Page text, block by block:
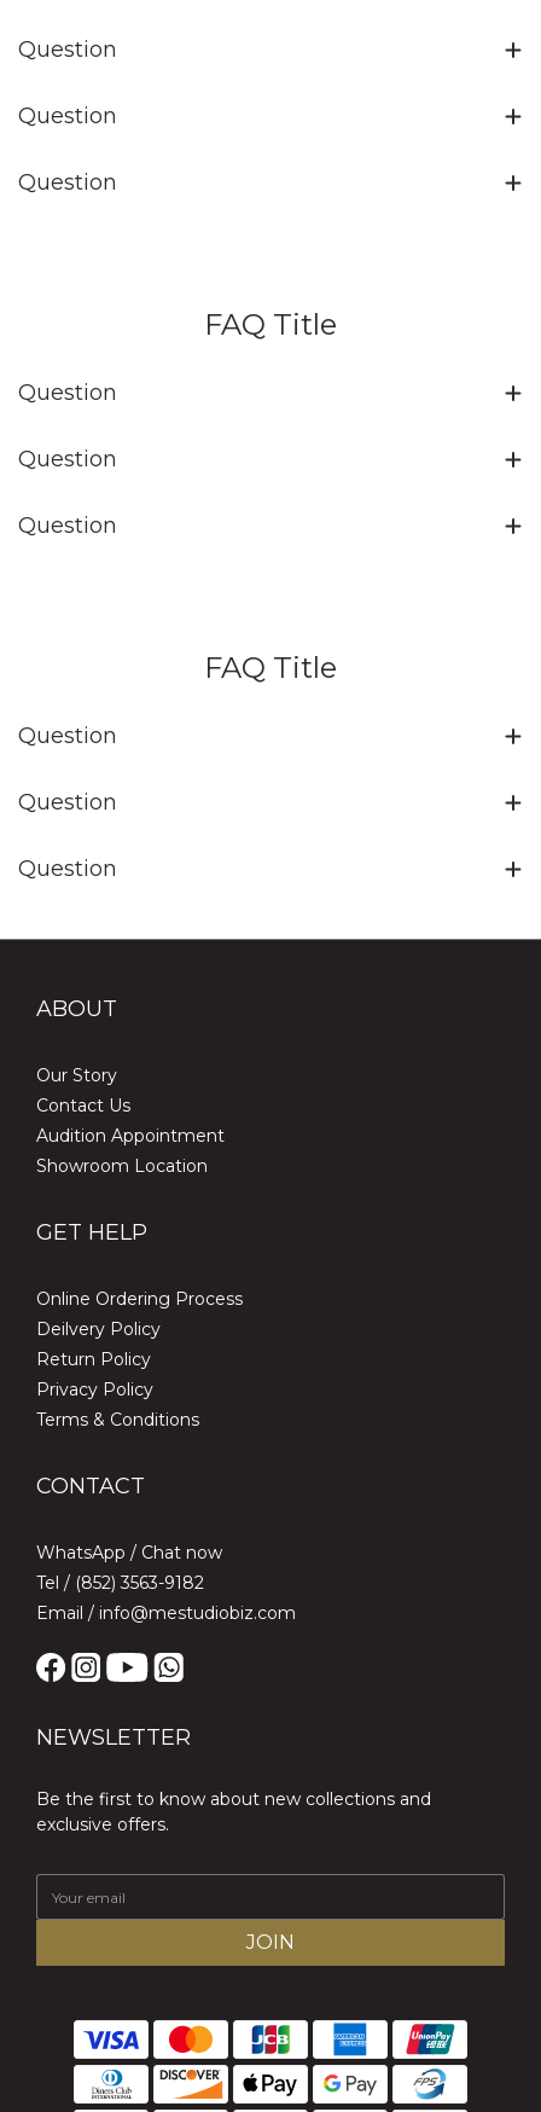
Question
Question
Question
FAQ Title
Question
Question
Question
FAQ Title
Question
Question
Question
ABOUT
Our Story
Contact Us
Audition Appointment
Showroom Location
GET HELP
Online Ordering Process
Deilvery Policy
Return Policy
Privacy Policy
Terms & Conditions
CONTACT
WhatsApp / Chat now
Tel / (852) 3563-9182
Email / info@mestudiobiz.com
NEWSLETTER
Be the first to know about new collections and
exclusive offers.
JOIN